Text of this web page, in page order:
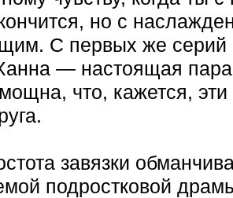
но с
С первых же серий
— настоящая
что, кажется,
завязки
подростковой